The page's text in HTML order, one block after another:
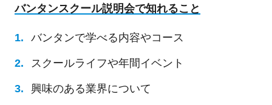
バンタンスクール説明会で知れること
バンタンで学べる内容やコース
スクールライフや年間イベント
興味のある業界について